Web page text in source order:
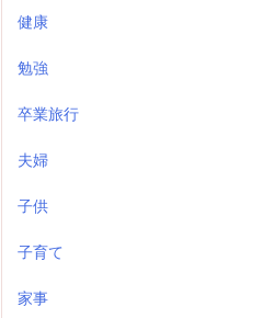
健康
勉強
卒業旅行
夫婦
子供
子育て
家事